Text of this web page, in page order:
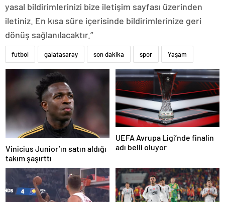
yasal bildirimlerinizi bize iletişim sayfası üzerinden
iletiniz. En kısa süre içerisinde bildirimlerinize geri
dönüş sağlanılacaktır.”
futbol galatasaray son dakika spor Yaşam
Vinicius Junior’ın satın aldığı
takım şaşırttı
UEFA Avrupa Ligi’nde finalin
adı belli oluyor